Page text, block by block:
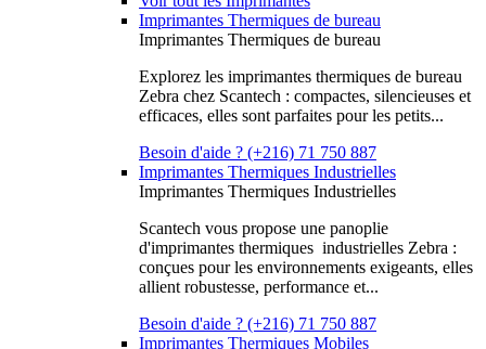
Imprimantes Thermiques de bureau
Imprimantes Thermiques de bureau
Explorez les imprimantes thermiques de bureau
Zebra chez Scantech : compactes, silencieuses et
efficaces, elles sont parfaites pour les petits...
Besoin d'aide ? (+216) 71 750 887
Imprimantes Thermiques Industrielles
Imprimantes Thermiques Industrielles
Scantech vous propose une panoplie
d'imprimantes thermiques industrielles Zebra :
conçues pour les environnements exigeants, elles
allient robustesse, performance et...
Besoin d'aide ? (+216) 71 750 887
Imprimantes Thermiques Mobiles